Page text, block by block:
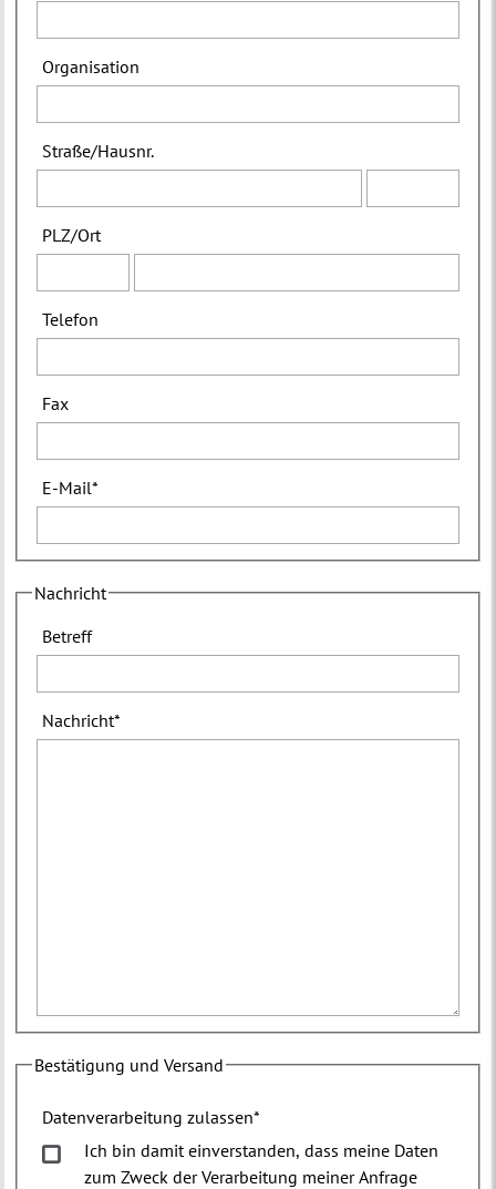
Organisation
Straße/Hausnr.
PLZ/Ort
Telefon
Fax
E-Mail*
Nachricht
Betreff
Nachricht*
Bestätigung und Versand
Datenverarbeitung zulassen*
Ich bin damit einverstanden, dass meine Daten
zum Zweck der Verarbeitung meiner Anfrage